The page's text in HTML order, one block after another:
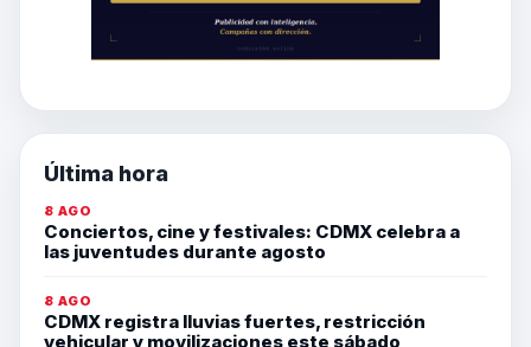
Última hora
8 AGO
Conciertos, cine y festivales: CDMX celebra a
las juventudes durante agosto
8 AGO
CDMX registra lluvias fuertes, restricción
vehicular y movilizaciones este sábado